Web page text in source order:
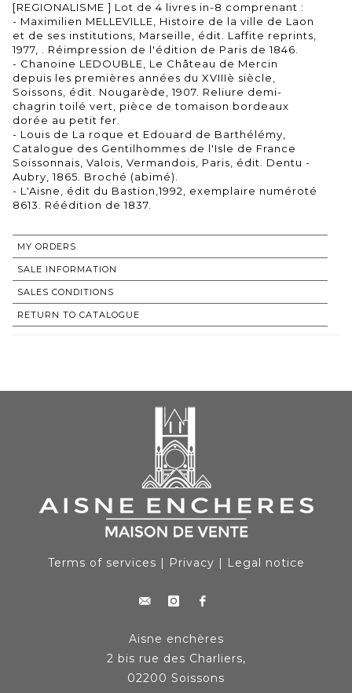
[REGIONALISME ] Lot de 4 livres in-8 comprenant :
- Maximilien MELLEVILLE, Histoire de la ville de Laon
et de ses institutions, Marseille, édit. Laffite reprints,
1977, . Réimpression de l'édition de Paris de 1846.
- Chanoine LEDOUBLE, Le Château de Mercin
depuis les premières années du XVIIIè siècle,
Soissons, édit. Nougarède, 1907. Reliure demi-
chagrin toilé vert, pièce de tomaison bordeaux
dorée au petit fer.
- Louis de La roque et Edouard de Barthélémy,
Catalogue des Gentilhommes de l'Isle de France
Soissonnais, Valois, Vermandois, Paris, édit. Dentu -
Aubry, 1865. Broché (abimé).
- L'Aisne, édit du Bastion,1992, exemplaire numéroté
8613. Réédition de 1837.
MY ORDERS
SALE INFORMATION
SALES CONDITIONS
RETURN TO CATALOGUE
Terms of services | Privacy | Legal notice
Aisne enchères
2 bis rue des Charliers,
02200 Soissons